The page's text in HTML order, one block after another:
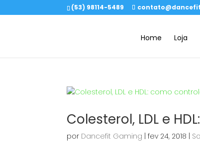
(53) 98114-5489
Home Loja
Colesterol, LDL e
por Dancefit Gaming |fev 24, 2018